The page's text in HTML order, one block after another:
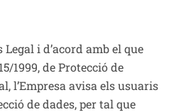
i d’acord amb el que
1999, de Protecció de
l’Empresa avisa els usuaris
de dades, per tal que